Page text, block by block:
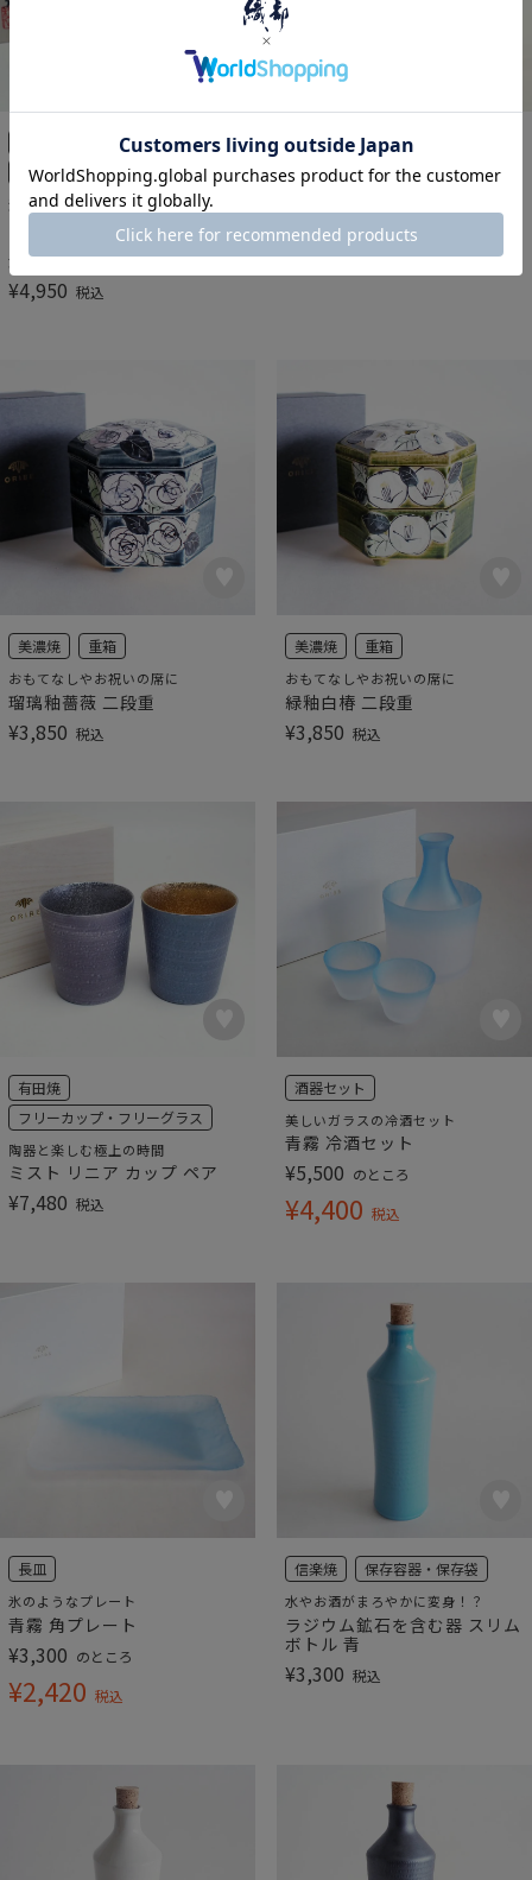
フリーカップ・フリーグラス
泡立ちと美しい装飾が際立つビアカッ
プ
晶雲（金）反型ビア（大）渕
金付
¥4,950 税込
インテリア・置物
お月見の置物
¥4,180 税込
美濃焼 重箱
おもてなしやお祝いの席に
瑠璃釉薔薇 二段重
¥3,850 税込
美濃焼 重箱
おもてなしやお祝いの席に
緑釉白椿 二段重
¥3,850 税込
有田焼
フリーカップ・フリーグラス
陶器と楽しむ極上の時間
ミスト リニア カップ ペア
¥7,480 税込
酒器セット
美しいガラスの冷酒セット
青霧 冷酒セット
¥5,500 のところ
¥4,400 税込
長皿
氷のようなプレート
青霧 角プレート
¥3,300 のところ
¥2,420 税込
信楽焼 保存容器・保存袋
水やお酒がまろやかに変身！？
ラジウム鉱石を含む器 スリム
ボトル 青
¥3,300 税込